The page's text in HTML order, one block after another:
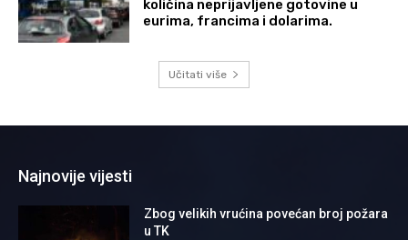
količina neprijavljene gotovine u
eurima, francima i dolarima.
Učitati više
Najnovije vijesti
Zbog velikih vrućina povećan broj požara
u TK